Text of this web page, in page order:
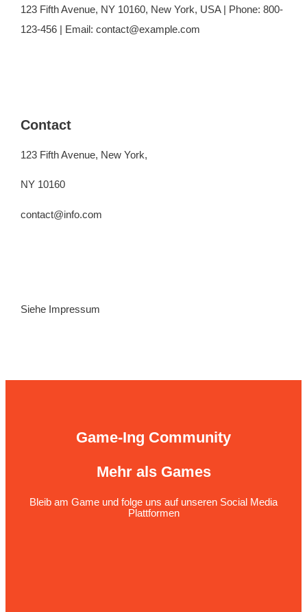
123 Fifth Avenue, NY 10160, New York, USA | Phone: 800-
123-456 | Email: contact@example.com
Contact
123 Fifth Avenue, New York,
NY 10160
contact@info.com
Siehe Impressum
Game-Ing Community
Mehr als Games
Bleib am Game und folge uns auf unseren Social Media
Plattformen